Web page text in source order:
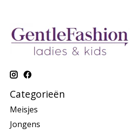
Categorieën
Meisjes
Jongens